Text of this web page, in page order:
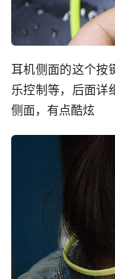
耳机侧面的这个按
乐控制等，后面详
侧面，有点酷炫